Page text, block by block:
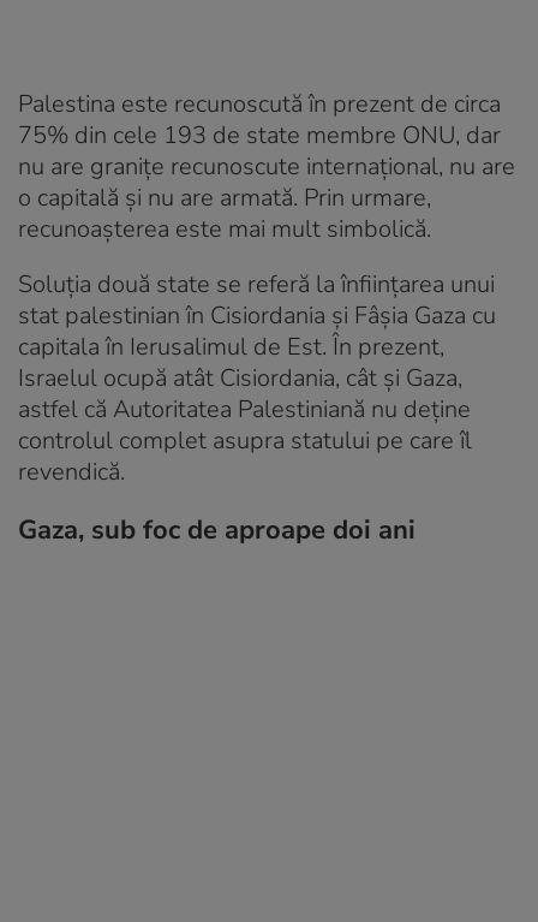
Palestina este recunoscută în prezent de circa
75% din cele 193 de state membre ONU, dar
nu are graniţe recunoscute internaţional, nu are
o capitală şi nu are armată. Prin urmare,
recunoaşterea este mai mult simbolică.
Soluţia două state se referă la înființarea unui
stat palestinian în Cisiordania şi Fâşia Gaza cu
capitala în Ierusalimul de Est. În prezent,
Israelul ocupă atât Cisiordania, cât şi Gaza,
astfel că Autoritatea Palestiniană nu deţine
controlul complet asupra statului pe care îl
revendică.
Gaza, sub foc de aproape doi ani